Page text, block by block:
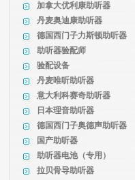
加拿大优利康助听器
丹麦奥迪康助听器
德国西门子力斯顿助听器
助听器验配师
验配设备
丹麦唯听助听器
意大利科赛奇助听器
日本理音助听器
德国西门子奥德声助听器
国产助听器
助听器电池（专用）
拉贝骨导助听器